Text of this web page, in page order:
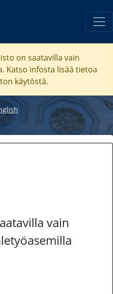
on saatavilla vain
Katso infosta lisää tietoa
käytöstä.
vain